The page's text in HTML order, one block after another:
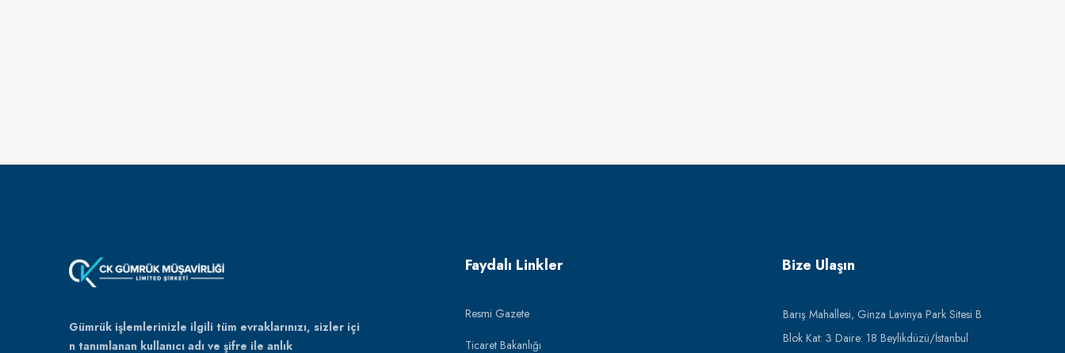
Gümrük işlemlerinizle ilgili tüm evraklarınızı, sizler içi
n tanımlanan kullanıcı adı ve şifre ile anlık
Faydalı Linkler
Resmi Gazete
Ticaret Bakanlığı
Bize Ulaşın
Barış Mahallesi, Ginza Lavinya Park Sitesi B
Blok Kat: 3 Daire: 18 Beylikdüzü/İstanbul